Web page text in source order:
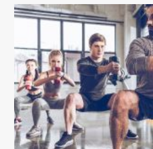
și o calificare profesională
La absolvire, vei obține:
• Diplomă oficială emisă de
• Diplomă profesională Fitness
• Diplomă de participate din partea
Prin finalizarea acestui
recunoscută național, dar și
educația fitness din România.
DURATA CURSULUI
Durată: 6 luni
Sistemul educațional Școala Fitness
pentru a îmbina perfect teoria,